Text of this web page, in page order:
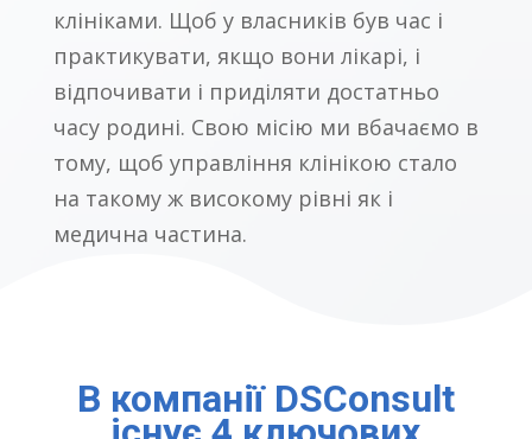
клініками. Щоб у власників був час і
практикувати, якщо вони лікарі, і
відпочивати і приділяти достатньо
часу родині. Свою місію ми вбачаємо в
тому, щоб управління клінікою стало
на такому ж високому рівні як і
медична частина.
В компанії DSConsult